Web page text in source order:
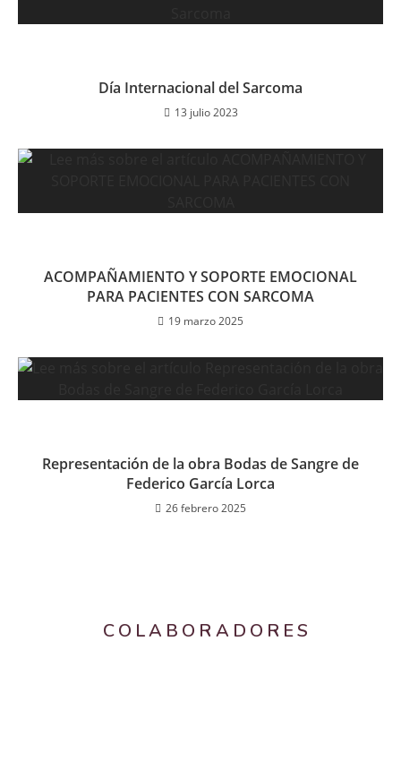
Día Internacional del Sarcoma
13 julio 2023
ACOMPAÑAMIENTO Y SOPORTE EMOCIONAL
PARA PACIENTES CON SARCOMA
19 marzo 2025
Representación de la obra Bodas de Sangre de
Federico García Lorca
26 febrero 2025
COLABORADORES